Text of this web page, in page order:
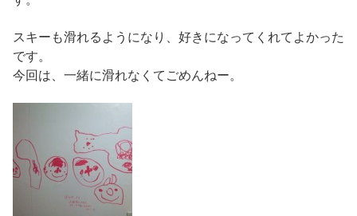
スキーも滑れるようになり、好きになってくれてよかった
です。
今回は、一緒に滑れなくてごめんねー。